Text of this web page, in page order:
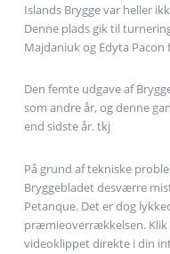
Islands Brygge var heller
Denne plads gik til
Majdaniuk og Edyta Pacon
Den femte udgave af
som andre år, og denne
end sidste år. tkj
På grund af tekniske
Bryggebladet desværre
Petanque. Det er dog
præmieoverrækkelsen. Klik
videoklippet direkte i din